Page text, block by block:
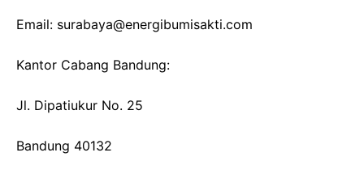
Email: surabaya@energibumisakti.com
Kantor Cabang Bandung:
Jl. Dipatiukur No. 25
Bandung 40132